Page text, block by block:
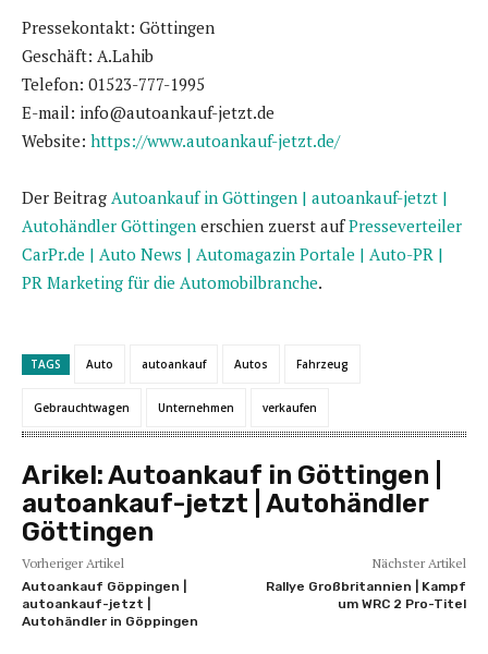
Pressekontakt: Göttingen
Geschäft: A.Lahib
Telefon: 01523-777-1995
E-mail: info@autoankauf-jetzt.de
Website: https://www.autoankauf-jetzt.de/
Der Beitrag Autoankauf in Göttingen | autoankauf-jetzt |
Autohändler Göttingen erschien zuerst aufPresseverteiler
CarPr.de | Auto News | Automagazin Portale | Auto-PR |
PR Marketing für die Automobilbranche.
TAGS Auto autoankauf Autos Fahrzeug
Gebrauchtwagen Unternehmen verkaufen
Arikel:Autoankauf in Göttingen |
autoankauf-jetzt | Autohändler
Göttingen
Vorheriger Artikel
Autoankauf Göppingen |
autoankauf-jetzt |
Autohändler in Göppingen
Nächster Artikel
Rallye Großbritannien | Kampf
um WRC 2 Pro-Titel